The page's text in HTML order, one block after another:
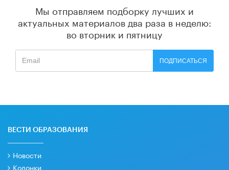
Мы отправляем подборку лучших и
актуальных материалов два раза в неделю:
во вторник и пятницу
ПОДПИСАТЬСЯ
ВЕСТИ ОБРАЗОВАНИЯ
Новости
Колонки